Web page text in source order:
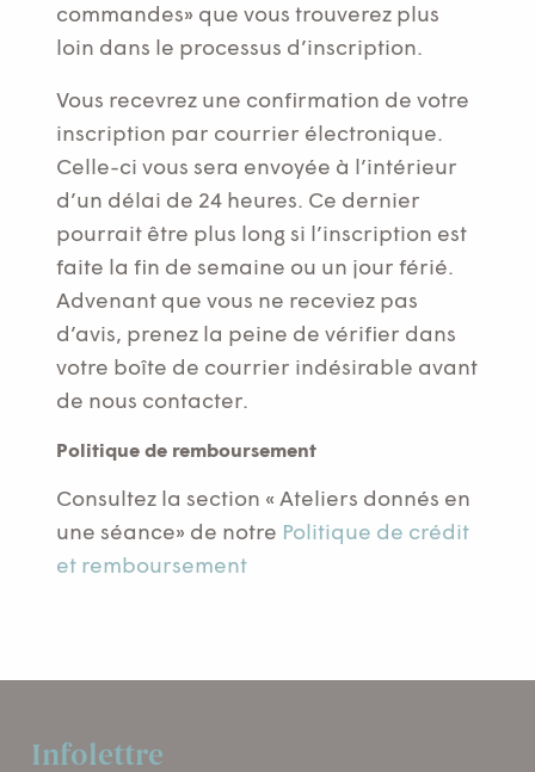
commandes» que vous trouverez plus
loin dans le processus d’inscription.
Vous recevrez une confirmation de votre
inscription par courrier électronique.
Celle-ci vous sera envoyée à l’intérieur
d’un délai de 24 heures. Ce dernier
pourrait être plus long si l’inscription est
faite la fin de semaine ou un jour férié.
Advenant que vous ne receviez pas
d’avis, prenez la peine de vérifier dans
votre boîte de courrier indésirable avant
de nous contacter.
Politique de remboursement
Consultez la section « Ateliers donnés en
une séance» de notre Politique de crédit
et remboursement
Infolettre